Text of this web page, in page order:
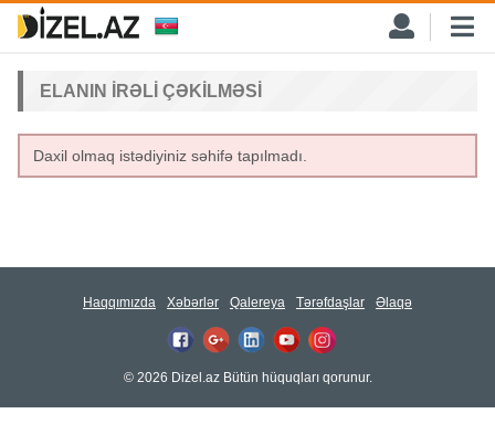
ELANIN IRƏLI ÇƏKILMƏSI
Daxil olmaq istədiyiniz səhifə tapılmadı.
Haqqımızda Xəbərlər Qalereya Tərəfdaşlar Əlaqə
© 2026 Dizel.az Bütün hüquqları qorunur.